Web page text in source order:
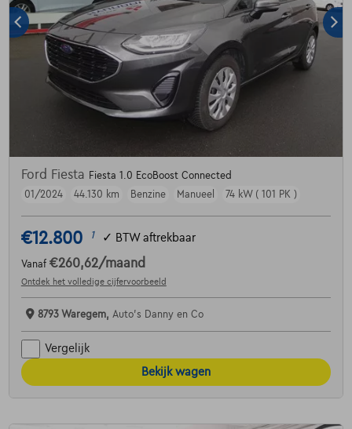
Ford Fiesta Fiesta 1.0 EcoBoost Connected
01/2024
44.130 km Benzine Manueel 74 kW ( 101 PK )
€12.800 1 ✓ BTW aftrekbaar
Vanaf €260,62/maand
Ontdek het volledige cijfervoorbeeld
8793 Waregem, Auto's Danny en Co
Vergelijk
Bekijk wagen